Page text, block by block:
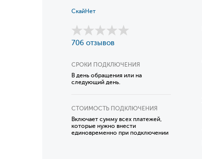
СкайНет
706 отзывов
СРОКИ ПОДКЛЮЧЕНИЯ
В день обращения или на
следующий день.
СТОИМОСТЬ ПОДКЛЮЧЕНИЯ
Включает сумму всех платежей,
которые нужно внести
единовременно при подключении